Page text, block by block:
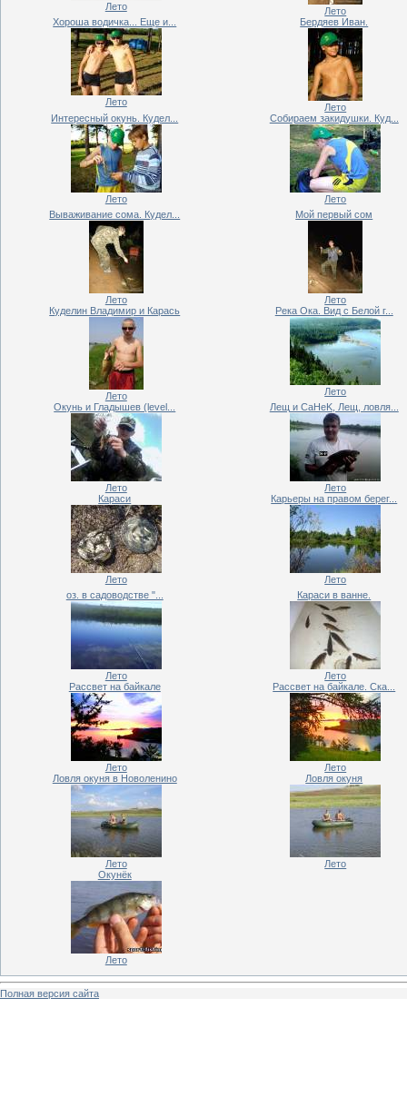
Лето
Лето
Хороша водичка... Еще и...
Лето
Бердяев Иван.
Лето
Интересный окунь. Кудел...
Лето
Собираем закидушки. Куд...
Лето
Вываживание сома. Кудел...
Лето
Мой первый сом
Лето
Куделин Владимир и Карась
Лето
Река Ока. Вид с Белой г...
Лето
Окунь и Гладышев (level...
Лето
Лещ и CaHeK, Лещ, ловля...
Лето
Караси
Лето
Карьеры на правом берег...
Лето
оз. в садоводстве "...
Лето
Караси в ванне.
Лето
Рассвет на байкале
Лето
Рассвет на байкале. Ска...
Лето
Ловля окуня в Новоленино
Лето
Ловля окуня
Лето
Окунёк
Лето
Полная версия сайта